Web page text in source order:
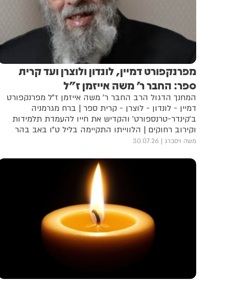
מפרנקפורט דמיין, לונדון ולוצרן ועד קרית
ספר: החבר ר' משה אייזמן ז"ל
המחנך הדגול הרב החבר ר' משה אייזמן ז"ל מפרנקפורט
דמיין - לונדון - לוצרן - קרית ספר | ברח מגרמניה
ב'קינדר-טרנספורט' והקדיש את חייו להעמדת תלמידות
וקירוב רחוקים | הלווייתו התקיימה בליל ט"ו באב בהר
המנוחות
משה ויסברג 30.07.26